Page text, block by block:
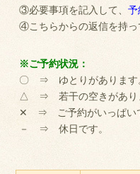
③必要事項を記入して、 予
④こちらからの返信を持っ
※ご予約状況：
〇 ⇒ ゆとりがあります
△ ⇒ 若干の空きがあり
✕ ⇒ ご予約がいっぱい
－ ⇒ 休日です。